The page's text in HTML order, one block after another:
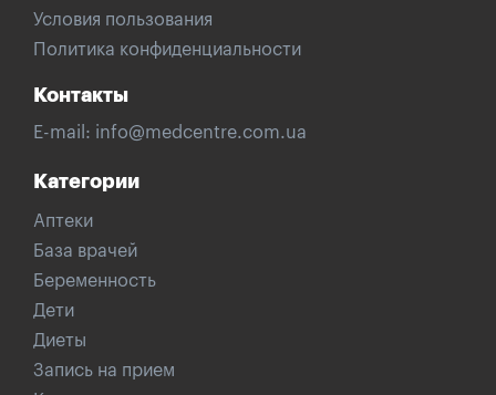
Условия пользования
Политика конфиденциальности
Контакты
E-mail: info@medcentre.com.ua
Категории
Аптеки
База врачей
Беременность
Дети
Диеты
Запись на прием